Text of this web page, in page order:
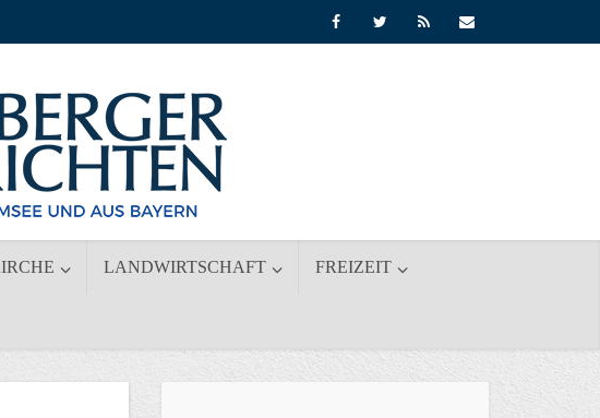
LANDWIRTSCHAFT FREIZEIT